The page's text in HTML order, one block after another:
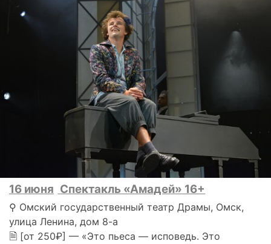
16 июня Спектакль «Амадей» 16+
⚲ Омский государственный театр Драмы, Омск,
улица Ленина, дом 8-а
🗎 [от 250₽] — «Это пьеса — исповедь. Это